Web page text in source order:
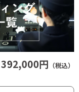
392,000円 （税込）